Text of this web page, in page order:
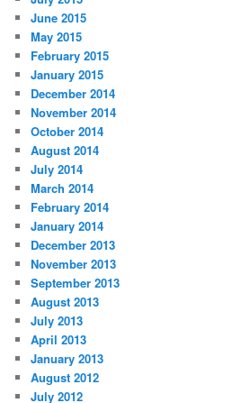
June 2015
May 2015
February 2015
January 2015
December 2014
November 2014
October 2014
August 2014
July 2014
March 2014
February 2014
January 2014
December 2013
November 2013
September 2013
August 2013
July 2013
April 2013
January 2013
August 2012
July 2012